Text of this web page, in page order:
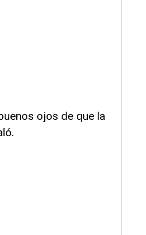
ojos de que la